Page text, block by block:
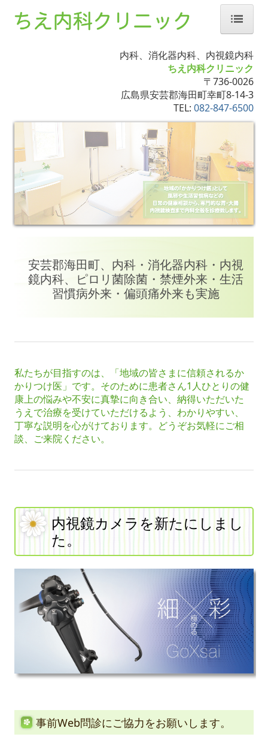
予防接種について
よくある質問Q&A
個人情報保護方針
施設基準
内科、消化器内科、内視鏡内科
ちえ内科クリニック
〒736-0026
広島県安芸郡海田町幸町8-14-3
TEL: 082-847-6500
安芸郡海田町、内科・消化器内科・内視
鏡内科、ピロリ菌除菌・禁煙外来・生活
習慣病外来・偏頭痛外来も実施
私たちが目指すのは、「地域の皆さまに信頼されるか
かりつけ医」です。そのために患者さん1人ひとりの健
康上の悩みや不安に真摯に向き合い、納得いただいた
うえで治療を受けていただけるよう、わかりやすい、
丁寧な説明を心がけております。どうぞお気軽にご相
談、ご来院ください。
内視鏡カメラを新たにしまし
た。
事前Web問診にご協力をお願いします。